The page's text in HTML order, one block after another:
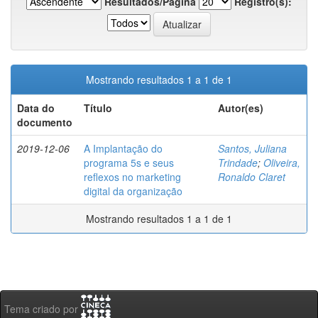
Mostrando resultados 1 a 1 de 1
Data do
documento
Título Autor(es)
2019-12-06
A Implantação do
programa 5s e seus
reflexos no marketing
digital da organização
Santos, Juliana
Trindade; Oliveira,
Ronaldo Claret
Mostrando resultados 1 a 1 de 1
Tema criado por